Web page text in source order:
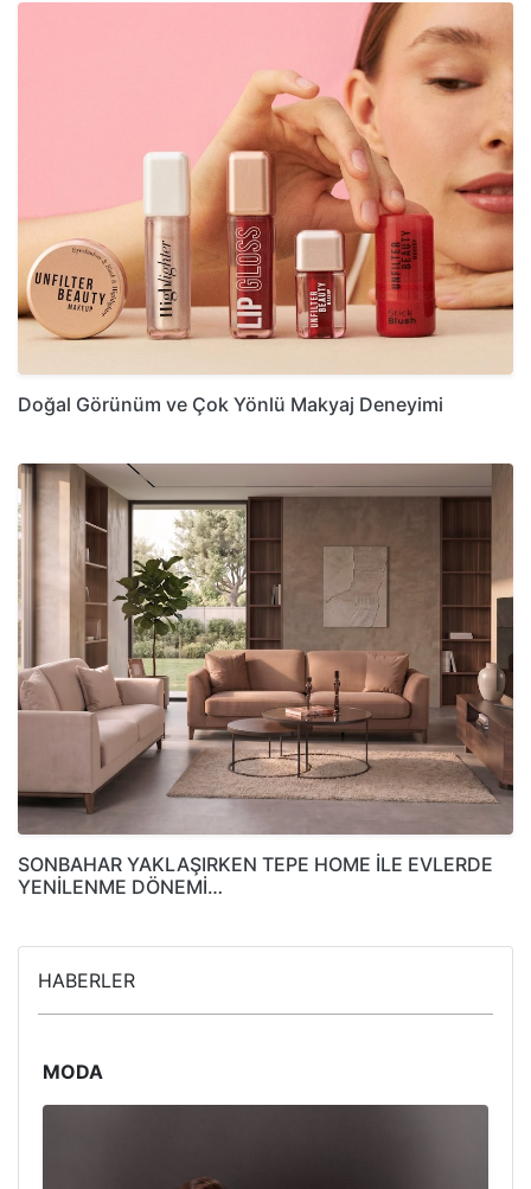
Doğal Görünüm ve Çok Yönlü Makyaj Deneyimi
SONBAHAR YAKLAŞIRKEN TEPE HOME İLE EVLERDE
YENİLENME DÖNEMİ…
HABERLER
MODA